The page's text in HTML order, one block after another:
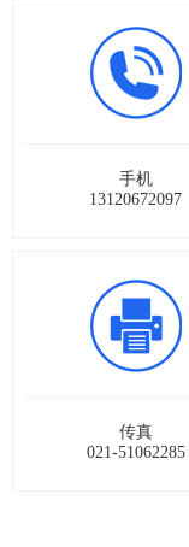
手机
13120672097
传真
021-51062285